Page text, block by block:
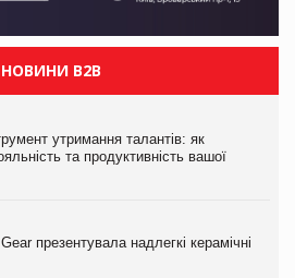
НОВИНИ B2B
утримання талантів: як
та продуктивність вашої
презентувала надлегкі керамічні